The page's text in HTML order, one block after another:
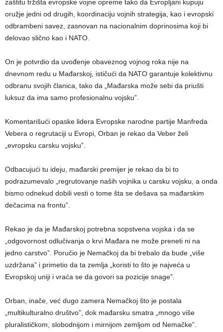
zaštitu tržišta evropske vojne opreme tako da Evropljani kupuju
oružje jedni od drugih, koordinaciju vojnih strategija, kao i evropski
odbrambeni savez, zasnovan na nacionalnim doprinosima koji bi
delovao slično kao i NATO.
On je potvrdio da uvođenje obaveznog vojnog roka nije na
dnevnom redu u Mađarskoj, ističući da NATO garantuje kolektivnu
odbranu svojih članica, tako da „Mađarska može sebi da priušti
luksuz da ima samo profesionalnu vojsku”.
Komentarišući opaske lidera Evropske narodne partije Manfreda
Vebera o regrutaciji u Evropi, Orban je rekao da Veber želi
„evropsku carsku vojsku”.
Odbacujući tu ideju, mađarski premijer je rekao da bi to
podrazumevalo „regrutovanje naših vojnika u carsku vojsku, a onda
bismo odnekud dobili vesti o tome šta se dešava sa mađarskim
dečacima na frontu”.
Rekao je da je Mađarskoj potrebna sopstvena vojska i da se
„odgovornost odlučivanja o krvi Mađara ne može preneti ni na
jedno carstvo”. Poručio je Nemačkoj da bi trebalo da bude „više
uzdržana” i primetio da ta zemlja „koristi to što je najveća u
Evropskoj uniji i vraća se da govori sa pozicije snage”.
Orban, inače, već dugo zamera Nemačkoj što je postala
„multikulturalno društvo”, dok mađarsku smatra „mnogo više
pluralističkom, slobodnijom i mirnijom zemljom od Nemačke”.